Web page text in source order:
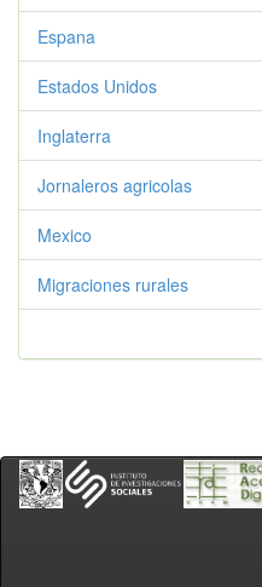
Espana
Estados Unidos
Inglaterra
Jornaleros agricolas
Mexico
Migraciones rurales